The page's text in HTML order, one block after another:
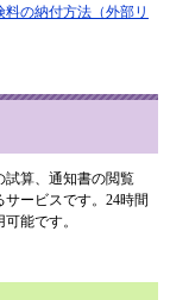
料の納付方法（外部リ
試算、通知書の閲覧
ービスです。24時間
能です。